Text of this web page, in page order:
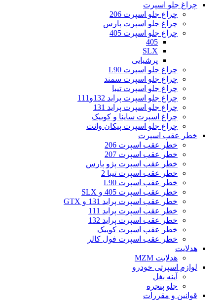
چراغ جلو اسپرت
چراغ جلو اسپرت 206
چراغ جلو اسپرت پارس
چراغ جلو اسپرت 405
405
SLX
پرشیایی
چراغ جلو اسپرت L90
چراغ جلو اسپرت سمند
چراغ جلو اسپرت تیبا
چراغ جلو اسپرت پراید 132و111
چراغ جلو اسپرت پراید 131
چراغ اسپرت ساینا و کوییک
چراغ جلو اسپرت پیکان وانت
خطر عقب اسپرت
خطر عقب اسپرت 206
خطر عقب اسپرت 207
خطر عقب اسپرت پژو پارس
خطر عقب اسپرت تیبا 2
خطر عقب اسپرت L90
خطر عقب اسپرت 405 و SLX
خطر عقب اسپرت پراید 131 و GTX
خطر عقب اسپرت پراید 111
خطر عقب اسپرت پراید 132
خطر عقب اسپرت کوییک
خطر عقب اسپرت فول کالر
هدلایت
هدلایت MZM
لوازم اسپرتی خودرو
آینه بغل
جلو پنجره
قوانین و مقررات